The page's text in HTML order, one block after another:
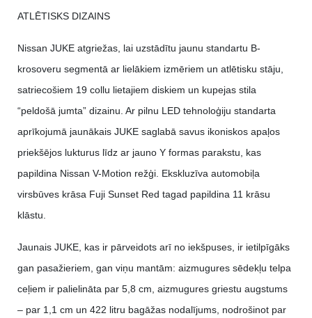
ATLĒTISKS DIZAINS
Nissan JUKE atgriežas, lai uzstādītu jaunu standartu B-
krosoveru segmentā ar lielākiem izmēriem un atlētisku stāju,
satriecošiem 19 collu lietajiem diskiem un kupejas stila
“peldošā jumta” dizainu. Ar pilnu LED tehnoloģiju standarta
aprīkojumā jaunākais JUKE saglabā savus ikoniskos apaļos
priekšējos lukturus līdz ar jauno Y formas parakstu, kas
papildina Nissan V-Motion režģi. Ekskluzīva automobiļa
virsbūves krāsa Fuji Sunset Red tagad papildina 11 krāsu
klāstu.
Jaunais JUKE, kas ir pārveidots arī no iekšpuses, ir ietilpīgāks
gan pasažieriem, gan viņu mantām: aizmugures sēdekļu telpa
ceļiem ir palielināta par 5,8 cm, aizmugures griestu augstums
– par 1,1 cm un 422 litru bagāžas nodalījums, nodrošinot par